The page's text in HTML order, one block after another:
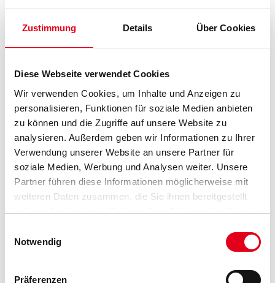
Zustimmung Details Über Cookies
Diese Webseite verwendet Cookies
Wir verwenden Cookies, um Inhalte und Anzeigen zu
personalisieren, Funktionen für soziale Medien anbieten
zu können und die Zugriffe auf unsere Website zu
analysieren. Außerdem geben wir Informationen zu Ihrer
Verwendung unserer Website an unsere Partner für
soziale Medien, Werbung und Analysen weiter. Unsere
Partner führen diese Informationen möglicherweise mit
weiteren Daten zusammen, die Sie ihnen bereitgestellt
haben oder die sie im Rahmen Ihrer Nutzung der Dienste
Notwendig
Präferenzen
Farbtonbezeichnung
Glanzgrad
Gebinde